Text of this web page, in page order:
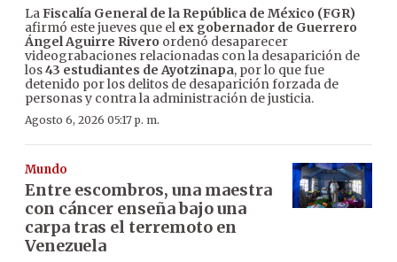
LaFiscalía General de la República de México (FGR)
afirmó este jueves que el ex gobernador de Guerrero
Ángel Aguirre Rivero ordenó desaparecer
videograbaciones relacionadas con la desaparición de
los43 estudiantes de Ayotzinapa, por lo que fue
detenido por los delitos de desaparición forzada de
personas y contra la administración de justicia.
Agosto 6, 2026 05:17 p. m.
Mundo
Entre escombros, una maestra
con cáncer enseña bajo una
carpa tras el terremoto en
Venezuela